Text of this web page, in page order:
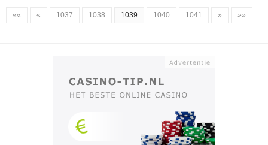
«« « 1037 1038 1039 1040 1041 » »»